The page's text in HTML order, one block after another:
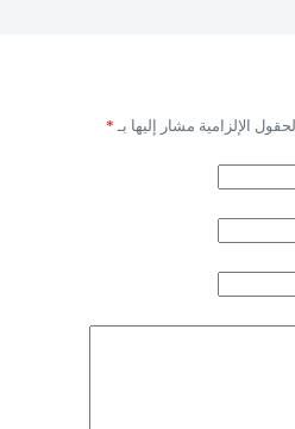
الحقول الإلزامية مشار إليها بـ *